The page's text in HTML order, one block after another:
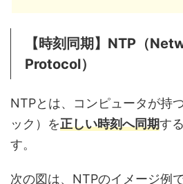
【時刻同期】NTP（
Protocol）
NTPとは、コンピュータが持
ック）を正しい時刻へ同期す
す。
次の図は、NTPのイメージ例で